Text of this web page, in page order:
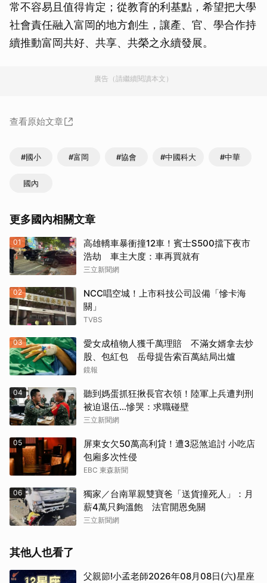
常不容易且值得肯定；從教育的利基點，希望把大學
社會責任融入富岡的地方創生，讓產、官、學合作持
續推動富岡共好、共享、共榮之永續發展。
廣告（請繼續閱讀本文）
查看原始文章
#國小 #富岡 #協會 #中國科大 #中華
國內
更多國內相關文章
01
高雄轎車暴衝撞12車！賓士S500擋下夜市
浩劫 車主大度：車再買就有
三立新聞網
02
NCC唱空城！上市科技公司設備「慘卡海
關」
TVBS
03
愛女成植物人獲千萬理賠 不滿女婿拿去炒
股、包紅包 岳母提告索百萬結局出爐
鏡報
04
聽到媽蛋抓狂揪長官衣領！陸軍上兵遭判刑
被迫退伍…慘哭：求職碰壁
三立新聞網
05
屏東女欠50萬高利貸！遭3惡煞追討 小吃店
包廂多次性侵
EBC 東森新聞
06
獨家／台南單親雙寶爸「送貨撞死人」：月
薪4萬只夠溫飽 法官開恩免關
三立新聞網
其他人也看了
父親節!小孟老師2026年08月08日(六)星座